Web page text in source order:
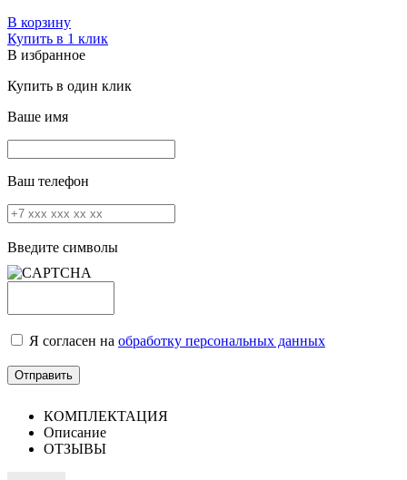
В корзину
Купить в 1 клик
В избранное
Купить в один клик
Ваше имя
Ваш телефон
Введите символы
Я согласен на обработку персональных данных
КОМПЛЕКТАЦИЯ
Описание
ОТЗЫВЫ